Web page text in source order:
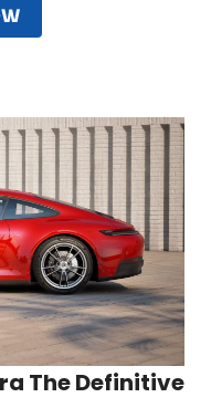
The Definitive